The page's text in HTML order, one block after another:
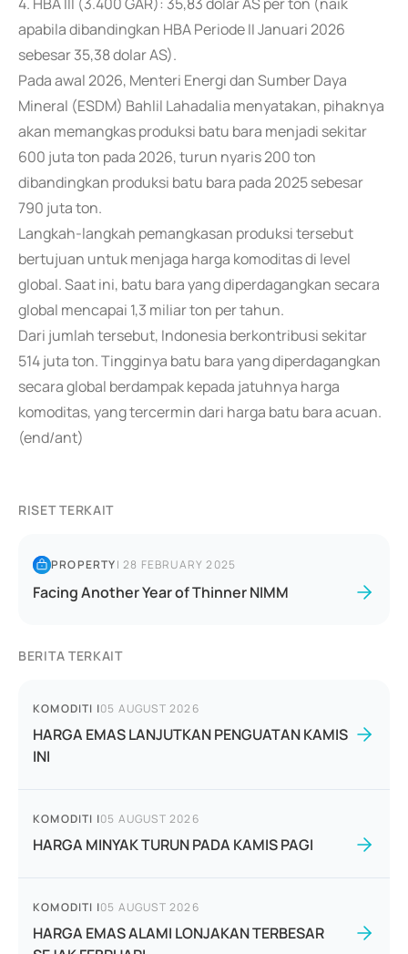
apabila dibandingkan HBA Periode II Januari 2026
sebesar 35,38 dolar AS).
Pada awal 2026, Menteri Energi dan Sumber Daya
Mineral (ESDM) Bahlil Lahadalia menyatakan, pihaknya
akan memangkas produksi batu bara menjadi sekitar
600 juta ton pada 2026, turun nyaris 200 ton
dibandingkan produksi batu bara pada 2025 sebesar
790 juta ton.
Langkah-langkah pemangkasan produksi tersebut
bertujuan untuk menjaga harga komoditas di level
global. Saat ini, batu bara yang diperdagangkan secara
global mencapai 1,3 miliar ton per tahun.
Dari jumlah tersebut, Indonesia berkontribusi sekitar
514 juta ton. Tingginya batu bara yang diperdagangkan
secara global berdampak kepada jatuhnya harga
komoditas, yang tercermin dari harga batu bara acuan.
(end/ant)
RISET TERKAIT
PROPERTY|28 FEBRUARY 2025
Facing Another Year of Thinner NIMM
BERITA TERKAIT
KOMODITI |05 AUGUST 2026
HARGA EMAS LANJUTKAN PENGUATAN KAMIS
INI
KOMODITI |05 AUGUST 2026
HARGA MINYAK TURUN PADA KAMIS PAGI
KOMODITI |05 AUGUST 2026
HARGA EMAS ALAMI LONJAKAN TERBESAR